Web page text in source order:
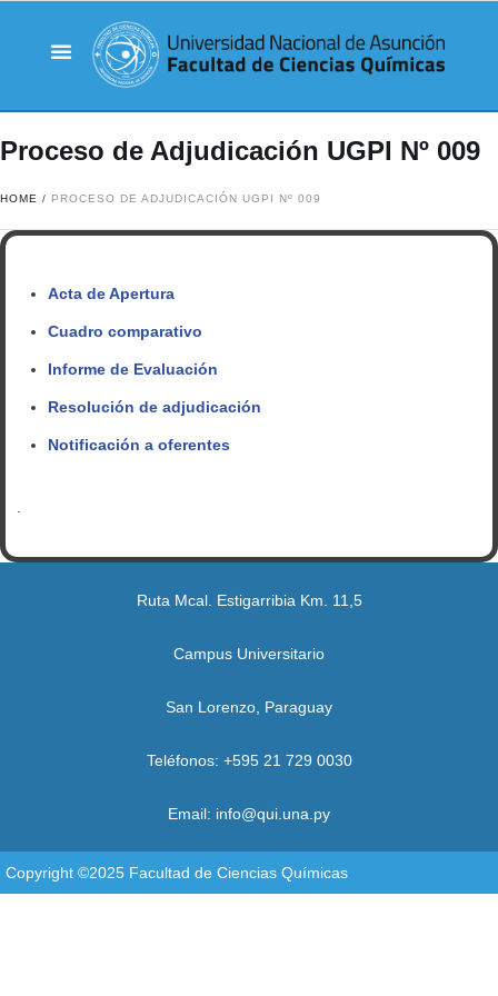
Proceso de Adjudicación UGPI Nº 009
HOME / PROCESO DE ADJUDICACIÓN UGPI Nº 009
Acta de Apertura
Cuadro comparativo
Informe de Evaluación
Resolución de adjudicación
Notificación a oferentes
Ruta Mcal. Estigarribia Km. 11,5
Campus Universitario
San Lorenzo, Paraguay
Teléfonos: +595 21 729 0030
Email: info@qui.una.py
Copyright ©2025 Facultad de Ciencias Químicas